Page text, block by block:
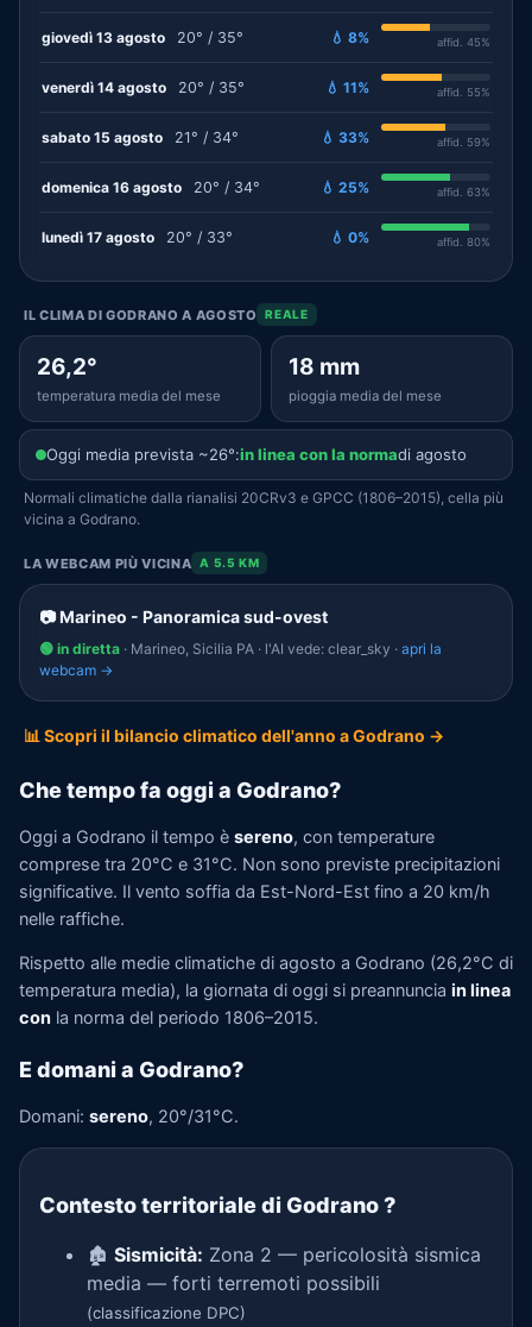
giovedì 13 agosto 20° / 35° 💧 8% affid. 45%
venerdì 14 agosto 20° / 35° 💧 11% affid. 55%
sabato 15 agosto 21° / 34° 💧 33% affid. 59%
domenica 16 agosto 20° / 34° 💧 25% affid. 63%
lunedì 17 agosto 20° / 33° 💧 0% affid. 80%
IL CLIMA DI GODRANO A AGOSTO REALE
26,2°
temperatura media del mese
18 mm
pioggia media del mese
Oggi media prevista ~26°:in linea con la normadi agosto
Normali climatiche dalla rianalisi 20CRv3 e GPCC (1806–2015), cella più
vicina a Godrano.
LA WEBCAM PIÙ VICINA A 5.5 KM
📷 Marineo - Panoramica sud-ovest
🟢 in diretta · Marineo, Sicilia PA · l'AI vede: clear_sky · apri la
webcam →
📊 Scopri il bilancio climatico dell'anno a Godrano →
Che tempo fa oggi a Godrano?
Oggi a Godrano il tempo è sereno, con temperature
comprese tra 20°C e 31°C. Non sono previste precipitazioni
significative. Il vento soffia da Est-Nord-Est fino a 20 km/h
nelle raffiche.
Rispetto alle medie climatiche di agosto a Godrano (26,2°C di
temperatura media), la giornata di oggi si preannuncia in linea
con la norma del periodo 1806–2015.
E domani a Godrano?
Domani: sereno, 20°/31°C.
Contesto territoriale di Godrano?
🏚️ Sismicità: Zona 2 — pericolosità sismica
media — forti terremoti possibili
(classificazione DPC)